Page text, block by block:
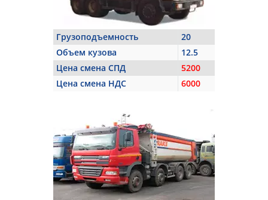
Грузоподъемность
20
Объем кузова
12.5
Цена смена СПД
5200
Цена смена НДС
6000